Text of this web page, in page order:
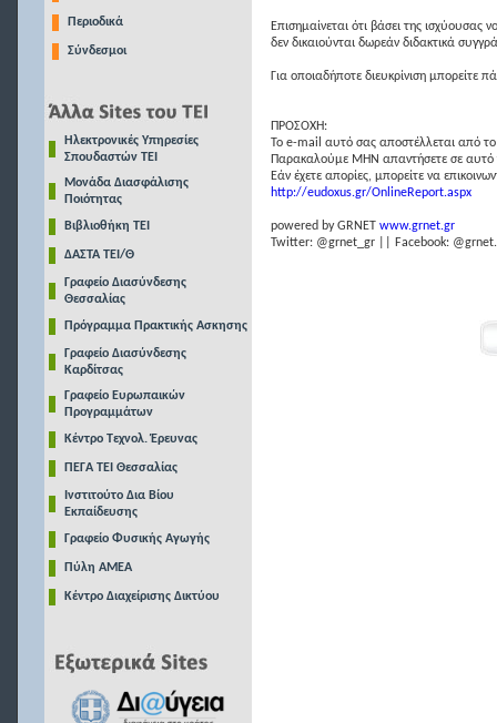
Περιοδικά
Σύνδεσμοι
Ηλεκτρονικές Υπηρεσίες
Σπουδαστών ΤΕΙ
Μονάδα Διασφάλισης
Ποιότητας
Βιβλιοθήκη ΤΕΙ
ΔΑΣΤΑ ΤΕΙ/Θ
Γραφείο Διασύνδεσης
Θεσσαλίας
Πρόγραμμα Πρακτικής Ασκησης
Γραφείο Διασύνδεσης
Καρδίτσας
Γραφείο Ευρωπαικών
Προγραμμάτων
Κέντρο Τεχνολ. Έρευνας
ΠΕΓΑ ΤΕΙ Θεσσαλίας
Ινστιτούτο Δια Βίου
Εκπαίδευσης
Γραφείο Φυσικής Αγωγής
Πύλη ΑΜΕΑ
Κέντρο Διαχείρισης Δικτύου
Επισημαίνεται ότι βάσει της
δεν δικαιούνται δωρεάν διδακτικά
Για οποιαδήποτε διευκρίνιση
ΠΡΟΣΟΧΗ:
Το e-mail αυτό σας αποστέλλεται από
Παρακαλούμε MHN απαντήσετε σε
Εάν έχετε απορίες, μπορείτε να
http://eudoxus.gr/OnlineReport.aspx
powered by GRNET www.grnet.gr
Twitter: @grnet_gr || Facebook: